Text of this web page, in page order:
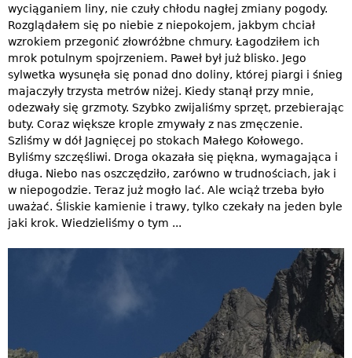
wyciąganiem liny, nie czuły chłodu nagłej zmiany pogody.
Rozglądałem się po niebie z niepokojem, jakbym chciał
wzrokiem przegonić złowróżbne chmury. Łagodziłem ich
mrok potulnym spojrzeniem. Paweł był już blisko. Jego
sylwetka wysunęła się ponad dno doliny, której piargi i śnieg
majaczyły trzysta metrów niżej. Kiedy stanął przy mnie,
odezwały się grzmoty. Szybko zwijaliśmy sprzęt, przebierając
buty. Coraz większe krople zmywały z nas zmęczenie.
Szliśmy w dół Jagnięcej po stokach Małego Kołowego.
Byliśmy szczęśliwi. Droga okazała się piękna, wymagająca i
długa. Niebo nas oszczędziło, zarówno w trudnościach, jak i
w niepogodzie. Teraz już mogło lać. Ale wciąż trzeba było
uważać. Śliskie kamienie i trawy, tylko czekały na jeden byle
jaki krok. Wiedzieliśmy o tym ...